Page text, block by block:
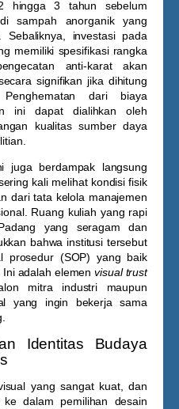
hingga 3 tahun sebelum
sampah anorganik yang
Sebaliknya, investasi pada
memiliki spesifikasi rangka
anti-karat akan
signifikan jika dihitung
dari biaya
ini dapat dialihkan oleh
kualitas sumber daya
juga berdampak langsung
kali melihat kondisi fisik
dari tata kelola manajemen
Ruang kuliah yang rapi
yang seragam dan
bahwa institusi tersebut
prosedur (SOP) yang baik
Ini adalah elemenvisual trust
mitra industri maupun
yang ingin bekerja sama
Identitas Budaya
yang sangat kuat, dan
dalam pemilihan desain